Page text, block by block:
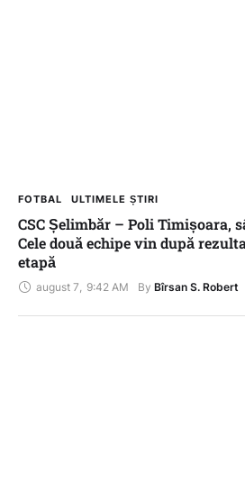
FOTBAL ULTIMELE ȘTIRI
CSC Șelimbăr – Poli Timișoara,
Cele două echipe vin după
etapă
august 7 9:42 AM By Bîrsan S. Robert